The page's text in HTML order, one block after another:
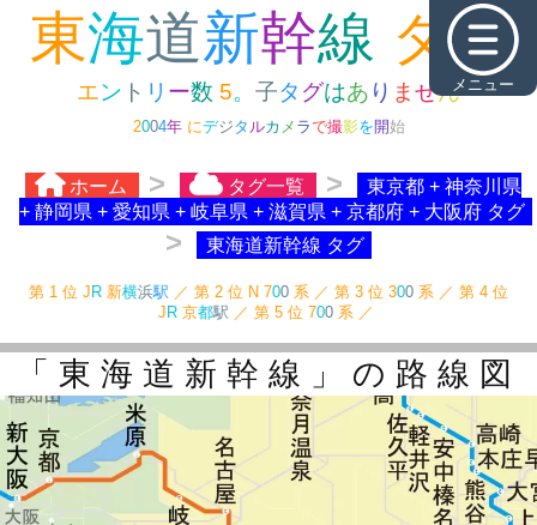
メニュー
ホーム タグ一覧
東京都 + 神奈川県
+ 静岡県 + 愛知県 + 岐阜県 + 滋賀県 + 京都府 + 大阪府 タグ
東海道新幹線 タグ
「東海道新幹線」の路線図